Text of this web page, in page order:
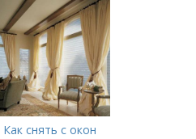
Как снять с окон